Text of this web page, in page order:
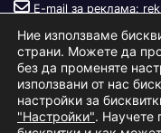
E-mail за реклама:
Copyright © 2026
Ние използваме
страни. Можете да
без да променяте
използвани от нас
настройки за
"Настройки". Научете